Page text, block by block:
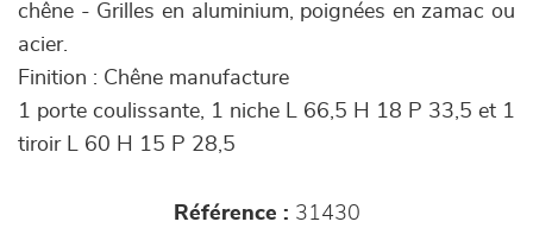
chêne - Grilles en aluminium, poignées en zamac ou
acier.
Finition : Chêne manufacture
1 porte coulissante, 1 niche L 66,5 H 18 P 33,5 et 1
tiroir L 60 H 15 P 28,5
Référence : 31430